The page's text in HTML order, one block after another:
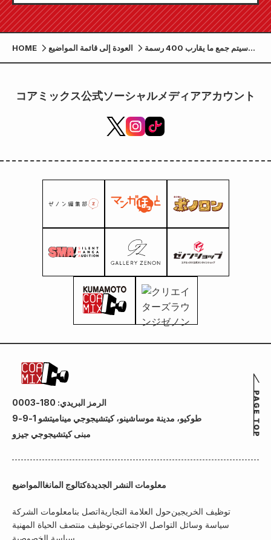
HOME العودة إلى قائمة المواضيع
سيتم جمع ما يقارب 400 رسمة
أصلية! سيُقام أكبر معرض فني
~ إلى الأبد، سيتي هانتر"، في متحف
コアミックス公式ソーシャルメディアアカウント
الرمز البريدي: 180-0003
طوكيو، مدينة موساشينو، كيتشيجوجي ميناميتشو 1-9-9
مبنى كيتشيجوجي جيزو
المواضيعكتالوج المانغامعلومات النشر الجديدة
معلومات الشركةاتصل بناحول العلامة التجاريةتوظيف الخريجين
توظيف منتصف الحياة المهنيةسياسة وسائل التواصل الاجتماعي